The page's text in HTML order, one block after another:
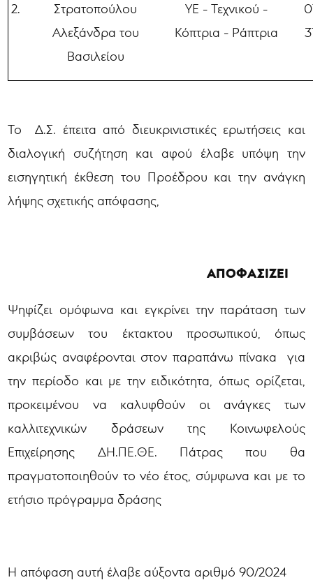
2.
Στρατοπούλου
Αλεξάνδρα του
Βασιλείου
ΥΕ - Τεχνικού -
Κόπτρια - Ράπτρια
Το Δ.Σ. έπειτα από διευκρινιστικές ερωτήσεις και
διαλογική συζήτηση και αφού έλαβε υπόψη την
εισηγητική έκθεση του Προέδρου και την ανάγκη
λήψης σχετικής απόφασης,
ΑΠΟΦΑΣΙΖΕΙ
Ψηφίζει ομόφωνα και εγκρίνει την παράταση των
συμβάσεων του έκτακτου προσωπικού, όπως
ακριβώς αναφέρονται στον παραπάνω πίνακα για
την περίοδο και με την ειδικότητα, όπως ορίζεται,
προκειμένου να καλυφθούν οι ανάγκες των
καλλιτεχνικών δράσεων της Κοινωφελούς
Επιχείρησης ΔΗ.ΠΕ.ΘΕ. Πάτρας που θα
πραγματοποιηθούν το νέο έτος, σύμφωνα και με το
ετήσιο πρόγραμμα δράσης
Η απόφαση αυτή έλαβε αύξοντα αριθμό 90/2024